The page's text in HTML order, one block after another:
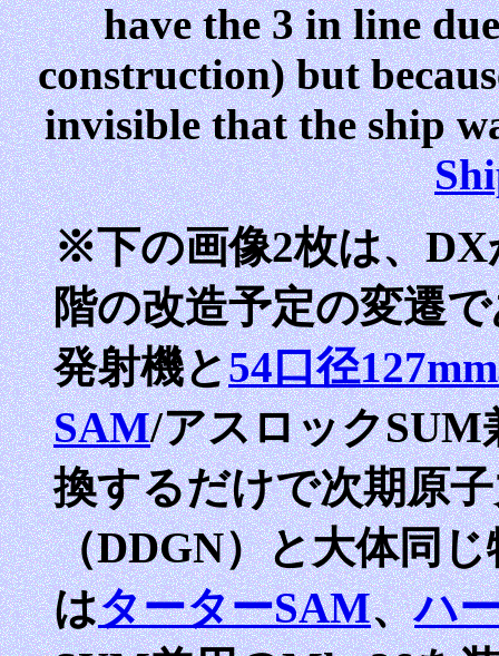
have the 3 in line
construction) but
invisible that the ship
※下の画像2枚は、DX
階の改造予定の変遷
発射機と54口径
SAM/アスロックSUM
換するだけで次期原
（DDGN）と大体同
はターターSAM、ハ